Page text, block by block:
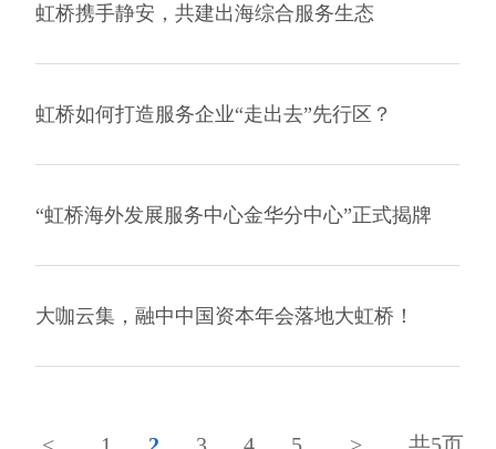
虹桥携手静安，共建出海综合服务生态
虹桥如何打造服务企业“走出去”先行区？
“虹桥海外发展服务中心金华分中心”正式揭牌
大咖云集，融中中国资本年会落地大虹桥！
< 1 2 3 4 5 > 共5页